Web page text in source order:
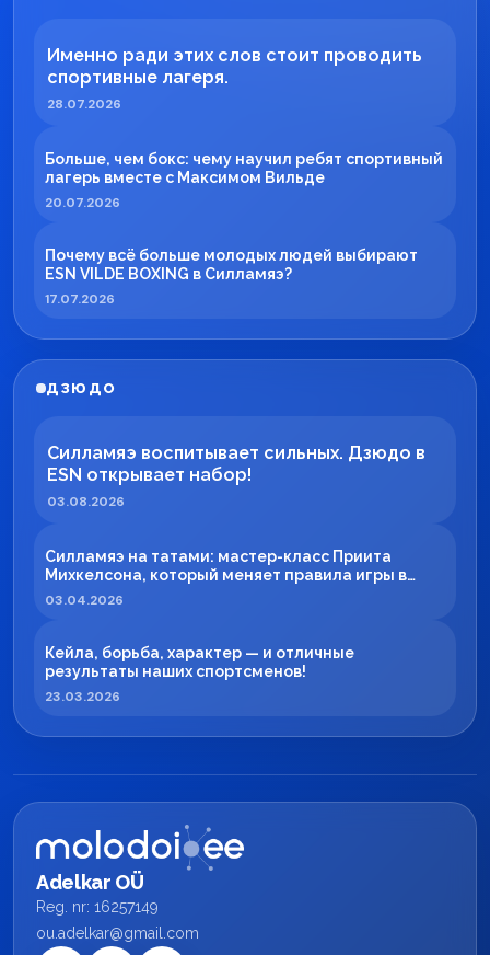
Именно ради этих слов стоит проводить
спортивные лагеря.
28.07.2026
Больше, чем бокс: чему научил ребят спортивный
лагерь вместе с Максимом Вильде
20.07.2026
Почему всё больше молодых людей выбирают
ESN VILDE BOXING в Силламяэ?
17.07.2026
ДЗЮДО
Силламяэ воспитывает сильных. Дзюдо в
ESN открывает набор!
03.08.2026
Силламяэ на татами: мастер-класс Приита
Михкелсона, который меняет правила игры в
регионе
03.04.2026
Кейла, борьба, характер — и отличные
результаты наших спортсменов!
23.03.2026
Adelkar OÜ
Reg. nr: 16257149
ou.adelkar@gmail.com